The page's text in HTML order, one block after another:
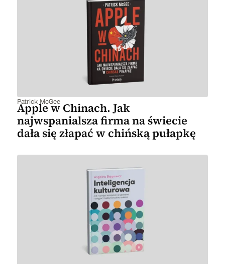
Patrick McGee
Apple w Chinach. Jak
najwspanialsza firma na świecie
dała się złapać w chińską pułapkę